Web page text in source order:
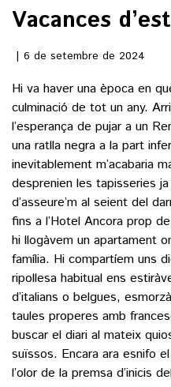
ARTS
Vacances
6 de setembre de 2024
Hi va haver una època en
culminació de tot un any.
l’esperança de pujar a un
una ratlla negra a la part
inevitablement m’acabaria
desprenien les tapisseries
d’asseure’m al seient del
fins a l’Hotel Ancora prop
hi llogàvem un apartament
família. Hi compartíem uns
ripollesa habitual ens
d’italians o belgues,
taules properes amb
buscar el diari al mateix
suïssos. Encara ara esnifo
l’olor de la premsa d’inicis